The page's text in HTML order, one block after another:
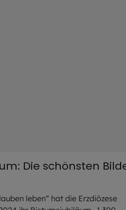
Die schönsten
leben“ hat die Erzdiözese